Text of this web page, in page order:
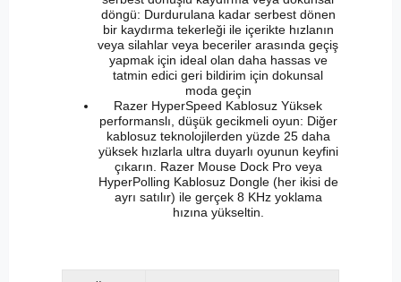
döngü: Durdurulana kadar serbest dönen
bir kaydırma tekerleği ile içerikte hızlanın
veya silahlar veya beceriler arasında geçiş
yapmak için ideal olan daha hassas ve
tatmin edici geri bildirim için dokunsal
moda geçin
Razer HyperSpeed ​​​​Kablosuz Yüksek
performanslı, düşük gecikmeli oyun: Diğer
kablosuz teknolojilerden yüzde 25 daha
yüksek hızlarla ultra duyarlı oyunun keyfini
çıkarın. Razer Mouse Dock Pro veya
HyperPolling Kablosuz Dongle (her ikisi de
ayrı satılır) ile gerçek 8 KHz yoklama
hızına yükseltin.